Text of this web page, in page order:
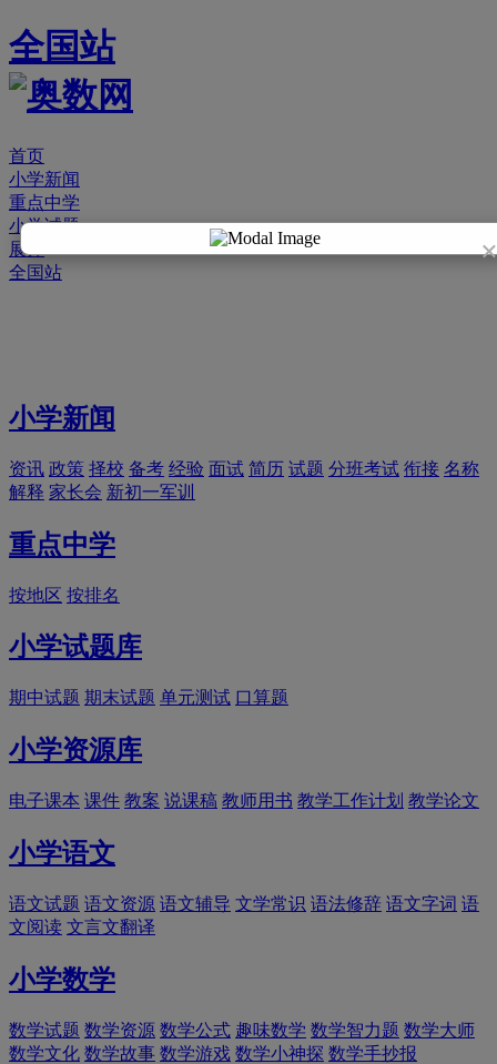
全国站
首页
小学新闻
重点中学
小学试题
展开
全国站
小学新闻
资讯 政策 择校 备考 经验 面试 简历 试题 分班考试 衔接 名称
解释 家长会 新初一军训
重点中学
按地区 按排名
小学试题库
期中试题 期末试题 单元测试 口算题
小学资源库
电子课本 课件 教案 说课稿 教师用书 教学工作计划 教学论文
小学语文
语文试题 语文资源 语文辅导 文学常识 语法修辞 语文字词 语
文阅读 文言文翻译
小学数学
数学试题 数学资源 数学公式 趣味数学 数学智力题 数学大师
数学文化 数学故事 数学游戏 数学小神探 数学手抄报